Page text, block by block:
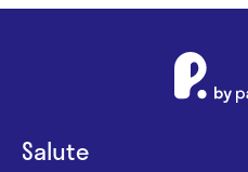
Salute